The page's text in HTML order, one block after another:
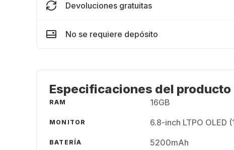
Devoluciones gratuitas
No se requiere depósito
Especificaciones del producto
RAM 16GB
MONITOR 6.8-inch LTPO OLED
BATERÍA 5200mAh